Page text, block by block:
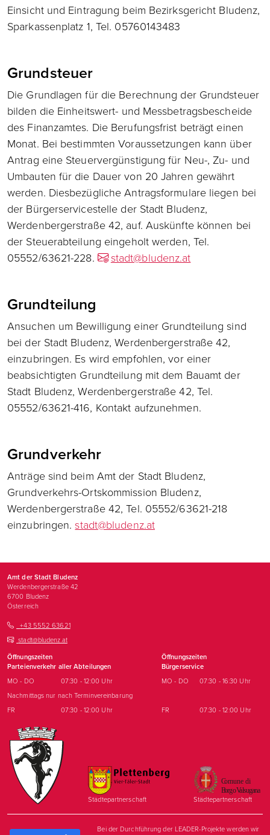
Einsicht und Eintragung beim Bezirksgericht Bludenz,
Sparkassenplatz 1, Tel. 05760143483
Grundsteuer
Die Grundlagen für die Berechnung der Grundsteuer
bilden die Einheitswert- und Messbetragsbescheide
des Finanzamtes. Die Berufungsfrist beträgt einen
Monat. Bei bestimmten Voraussetzungen kann über
Antrag eine Steuervergünstigung für Neu-, Zu- und
Umbauten für die Dauer von 20 Jahren gewährt
werden. Diesbezügliche Antragsformulare liegen bei
der Bürgerservicestelle der Stadt Bludenz,
Werdenbergerstraße 42, auf. Auskünfte können bei
der Steuerabteilung eingeholt werden, Tel.
05552/63621-228.
stadt@bludenz.at
Grundteilung
Ansuchen um Bewilligung einer Grundteilung sind
bei der Stadt Bludenz, Werdenbergerstraße 42,
einzubringen. Es wird empfohlen, vor einer
beabsichtigten Grundteilung mit dem Bauamt der
Stadt Bludenz, Werdenbergerstraße 42, Tel.
05552/63621-416, Kontakt aufzunehmen.
Grundverkehr
Anträge sind beim Amt der Stadt Bludenz,
Grundverkehrs-Ortskommission Bludenz,
Werdenbergerstraße 42, Tel. 05552/63621-218
einzubringen. stadt@bludenz.at
Amt der Stadt Bludenz
Werdenbergerstraße 42
6700 Bludenz
Österreich
+43 5552 63621
stadt@bludenz.at
Öffnungszeiten
Parteienverkehr aller Abteilungen
Öffnungszeiten
Bürgerservice
MO - DO
07:30 - 12:00 Uhr MO - DO
07:30 - 16:30 Uhr
Nachmittags nur nach Terminvereinbarung
FR
07:30 - 12:00 Uhr FR 07:30 - 12:00 Uhr
Städtepartnerschaft Städtepartnerschaft
Bei der Durchführung der LEADER-Projekte werden wir